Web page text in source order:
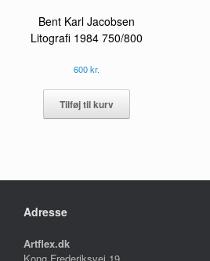
Bent Karl Jacobsen
Litografi 1984 750/800
600kr.
Tilføj til kurv
Adresse
Artflex.dk